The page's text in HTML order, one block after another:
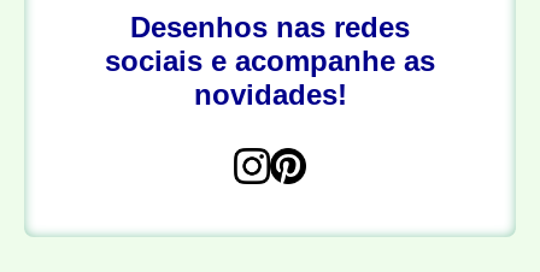
Desenhos nas redes
sociais e acompanhe as
novidades!